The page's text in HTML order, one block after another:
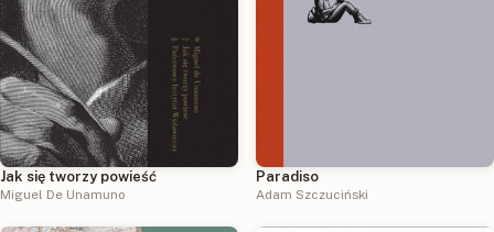
Jak się tworzy powieść
Miguel De Unamuno
Paradiso
Adam Szczuciński